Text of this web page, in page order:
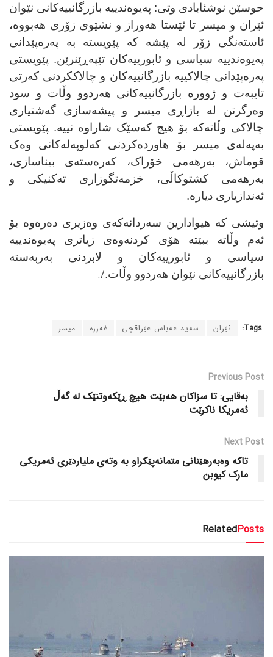
حوسێن نوشئابادی وتی: پەیوەندییە بازرگانییەکانی نێوان
ئێران و میسر تا ئێستا هەوراز و نشێوی زۆری هەبووە،
ئاستەنگی زۆر لە پێشە کە پێویستە بە پەرەپێدانی
پەیوەندییە سیاسی و ئابورییەکان تێپەڕێنرێن. پێویستی
پەرەپێدانی چالاکییە بازرگانییەکان و چالاککردنی کەرتی
تایبەت و ژوورە بازرگانییەکانی هەردوو وڵات و سود
وەرگرتن لە بازاڕی میسر و پیشەسازی گەشتیاری
چالاکی وڵاتەکە بۆ هیچ کەسێک شاراوە نییە. پێویستی
بەپەلەی میسر بۆ هاوردەکردنی کەلوپەلەکانی وەک
قوماش، بەرهەمی خۆراک، کەرەستەی بیناسازی،
بەرهەمی کشتوکاڵی، خزمەتگوزاری تەکنیکی و
ئەندازیاری دیارە.
وتیشی کە هیوادارین سەردانەکەی وەزیری دەرەوە بۆ
ئەم وڵاتە ببێتە هۆی کردنەوەی زیاتری پەیوەندییە
سیاسی و ئابورییەکان و لابردنی بەربەستە
بازرگانییەکانی نێوان هەردوو وڵات.
/.
Tags: ئێران سەید عەباس عێراقچی غەززە میسر
Previous Post
بەقایی: تا سزاکان هەبێت هیچ ڕێکەوتنێک لە گەڵ
ئەمریکا ناکرێت
Next Post
تاکە وەبەرهێنانی متمانەپێکراو بە وتەی ملیاردێری ئەمریکی
مارک کیوبن
RelatedPosts